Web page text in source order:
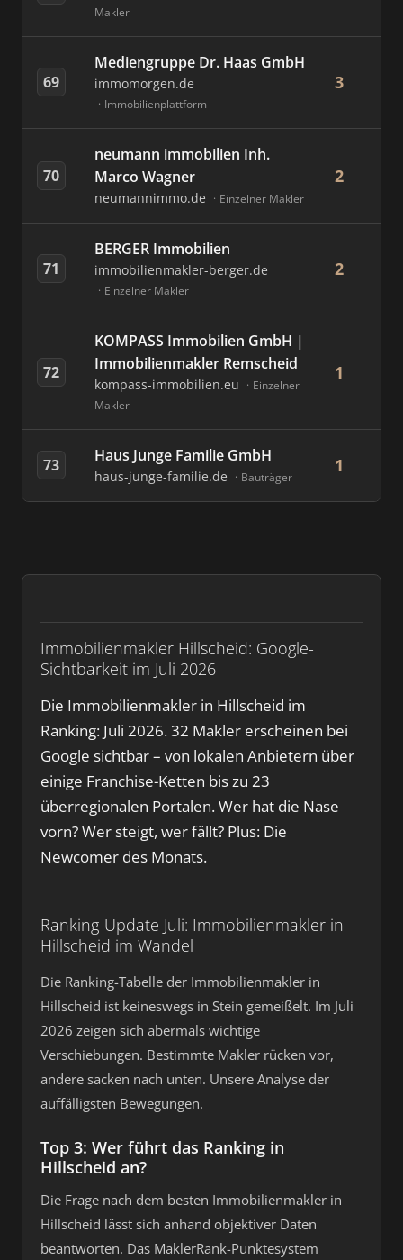
Immobilienmakler Hillscheid: Google-
Sichtbarkeit im Juli 2026
Die Immobilienmakler in Hillscheid im
Ranking: Juli 2026. 32 Makler erscheinen bei
Google sichtbar – von lokalen Anbietern über
einige Franchise-Ketten bis zu 23
überregionalen Portalen. Wer hat die Nase
vorn? Wer steigt, wer fällt? Plus: Die
Newcomer des Monats.
Ranking-Update Juli: Immobilienmakler in
Hillscheid im Wandel
Die Ranking-Tabelle der Immobilienmakler in
Hillscheid ist keineswegs in Stein gemeißelt. Im Juli
2026 zeigen sich abermals wichtige
Verschiebungen. Bestimmte Makler rücken vor,
andere sacken nach unten. Unsere Analyse der
auffälligsten Bewegungen.
Top 3: Wer führt das Ranking in
Hillscheid an?
Die Frage nach dem besten Immobilienmakler in
Hillscheid lässt sich anhand objektiver Daten
beantworten. Das MaklerRank-Punktesystem
Makler
69
Mediengruppe Dr. Haas GmbH
immomorgen.de
Immobilienplattform
3
70
neumann immobilien Inh.
Marco Wagner
neumannimmo.de Einzelner Makler
2
71
BERGER Immobilien
immobilienmakler-berger.de
Einzelner Makler
2
72
KOMPASS Immobilien GmbH |
Immobilienmakler Remscheid
kompass-immobilien.eu
Einzelner
Makler
1
73 Haus Junge Familie GmbH
haus-junge-familie.de Bauträger
1